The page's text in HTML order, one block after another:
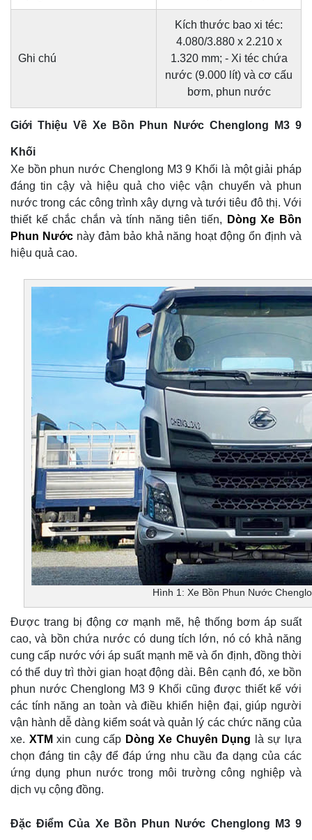
Ghi chú
Kích thước bao xi téc:
4.080/3.880 x 2.210 x
1.320 mm; - Xi téc chứa
nước (9.000 lít) và cơ cấu
bơm, phun nước
Giới Thiệu Về Xe Bồn Phun Nước Chenglong M3 9
Khối
Xe bồn phun nước Chenglong M3 9 Khối là một giải pháp
đáng tin cậy và hiệu quả cho việc vận chuyển và phun
nước trong các công trình xây dựng và tưới tiêu đô thị. Với
thiết kế chắc chắn và tính năng tiên tiến,
Dòng Xe Bồn
Phun Nướcnày đảm bảo khả năng hoạt động ổn định và
hiệu quả cao.
Hình 1: Xe Bồn Phun Nước
Được trang bị động cơ mạnh mẽ, hệ thống bơm áp suất
cao, và bồn chứa nước có dung tích lớn, nó có khả năng
cung cấp nước với áp suất mạnh mẽ và ổn định, đồng thời
có thể duy trì thời gian hoạt động dài. Bên cạnh đó, xe bồn
phun nước Chenglong M3 9 Khối cũng được thiết kế với
các tính năng an toàn và điều khiển hiện đại, giúp người
vận hành dễ dàng kiểm soát và quản lý các chức năng của
xe. XTM xin cung cấp Dòng Xe Chuyên Dụng là sự lựa
chọn đáng tin cậy để đáp ứng nhu cầu đa dạng của các
ứng dụng phun nước trong môi trường công nghiệp và
dịch vụ cộng đồng.
Đặc Điểm Của Xe Bồn Phun Nước Chenglong M3 9